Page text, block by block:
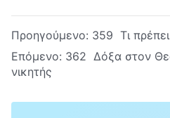
Προηγούμενο: 359 Τι
Επόμενο: 362 Δόξα στον
νικητής